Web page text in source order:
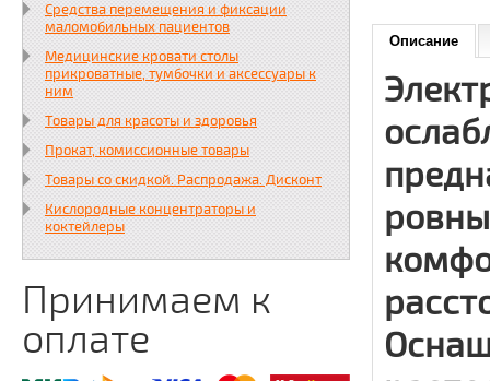
Средства перемещения и фиксации
маломобильных пациентов
Медицинские кровати столы
прикроватные, тумбочки и аксессуары к
ним
Товары для красоты и здоровья
Прокат, комиссионные товары
Товары со скидкой. Распродажа. Дисконт
Кислородные концентраторы и
коктейлеры
Принимаем к
оплате
Описание